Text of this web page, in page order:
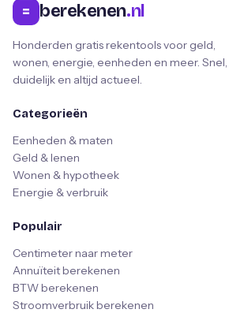
= berekenen.nl
Honderden gratis rekentools voor geld,
wonen, energie, eenheden en meer. Snel,
duidelijk en altijd actueel.
Categorieën
Eenheden & maten
Geld & lenen
Wonen & hypotheek
Energie & verbruik
Populair
Centimeter naar meter
Annuïteit berekenen
BTW berekenen
Stroomverbruik berekenen